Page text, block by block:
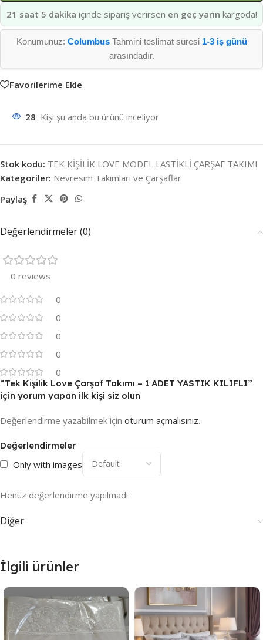
21 saat 5 dakika içinde sipariş verirsen en geç yarın kargoda!
Konumunuz: ColumbusTahmini teslimat süresi 1-3 iş günü
arasındadır.
Favorilerime Ekle
28 Kişi şu anda bu ürünü inceliyor
Stok kodu: TEK KİŞİLİK LOVE MODEL LASTİKLİ ÇARŞAF TAKIMI
Kategoriler: Nevresim Takımları ve Çarşaflar
Paylaş
Değerlendirmeler (0)
0 reviews
0
0
0
0
0
Değerlendirmeler
Only with images
Henüz değerlendirme yapılmadı.
“Tek Kişilik Love Çarşaf Takımı – 1 ADET YASTIK KILIFLI”
için yorum yapan ilk kişi siz olun
Değerlendirme yazabilmek için oturum açmalısınız.
Diğer
İlgili ürünler